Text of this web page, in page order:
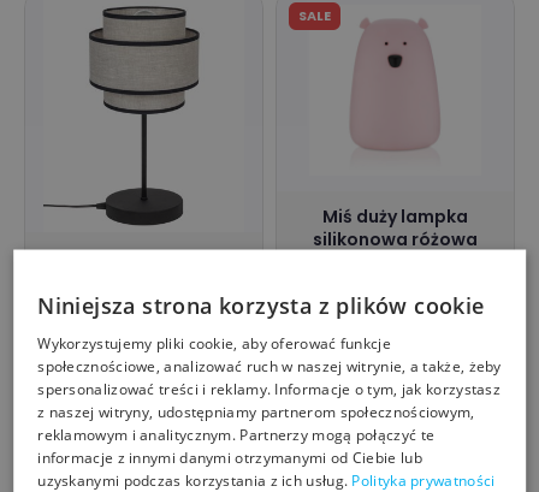
Lampka nocna
BOHO juta
SOLAR
riske.pl
SALE
Miś duży lampka
silikonowa różowa
https://www.taniaksiazka.pl/
Niniejsza strona korzysta z plików cookie
Wykorzystujemy pliki cookie, aby oferować funkcje
społecznościowe, analizować ruch w naszej witrynie, a także, żeby
spersonalizować treści i reklamy. Informacje o tym, jak korzystasz
z naszej witryny, udostępniamy partnerom społecznościowym,
reklamowym i analitycznym. Partnerzy mogą połączyć te
informacje z innymi danymi otrzymanymi od Ciebie lub
uzyskanymi podczas korzystania z ich usług. Polityka prywatności